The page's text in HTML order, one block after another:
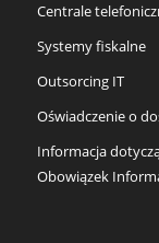
Centrale
Systemy fiskalne
Outsorcing IT
Oświadczenie o
Informacja
Obowiązek